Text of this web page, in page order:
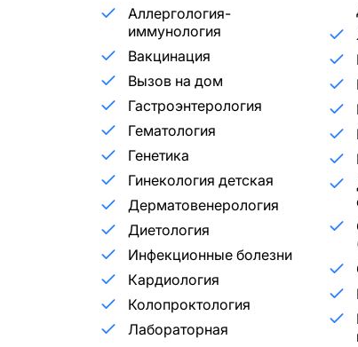
Аллергология-
иммунология
Вакцинация
Вызов на дом
Гастроэнтерология
Гематология
Генетика
Гинекология детская
Дерматовенерология
Диетология
Инфекционные болезни
Кардиология
Колопроктология
Лабораторная